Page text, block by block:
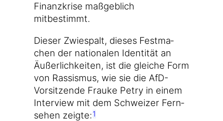
Finanz­kri­se maß­geb­lich
mitbestimmt.
Die­ser Zwie­spalt, die­ses Fest­ma­
chen der natio­na­len Iden­ti­tät an
Äußer­lich­kei­ten, ist die glei­che Form
von Ras­sis­mus, wie sie die AfD-
Vorsitzende Frau­ke Petry in einem
Inter­view mit dem Schwei­zer Fern­
se­hen zeig­te:1